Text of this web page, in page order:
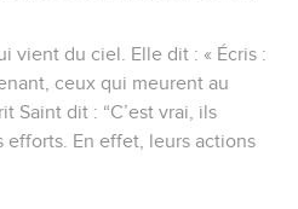
vient du ciel. Elle dit : « Écris :
ceux qui meurent au
Saint dit : “C’est vrai, ils
efforts. En effet, leurs actions